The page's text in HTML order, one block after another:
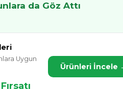
da Göz Attı
Uygun
Ürünleri İncele